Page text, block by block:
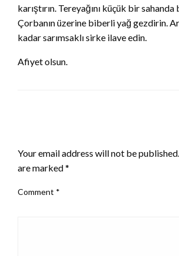
karıştırın. Tereyağını küçük bir sahanda
Çorbanın üzerine biberli yağ gezdirin.
kadar sarımsaklı sirke ilave edin.
Afiyet olsun.
Your email address will not be published.
are marked*
Comment *